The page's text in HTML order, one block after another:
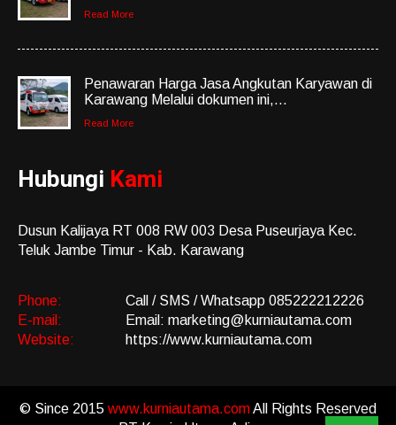
Read More
Penawaran Harga Jasa Angkutan Karyawan di
Karawang Melalui dokumen ini,...
Read More
Hubungi Kami
Dusun Kalijaya RT 008 RW 003 Desa Puseurjaya Kec.
Teluk Jambe Timur - Kab. Karawang
Phone:
Call / SMS / Whatsapp 085222212226
E-mail:
Email: marketing@kurniautama.com
Website:
https://www.kurniautama.com
© Since 2015 www.kurniautama.comAll Rights Reserved